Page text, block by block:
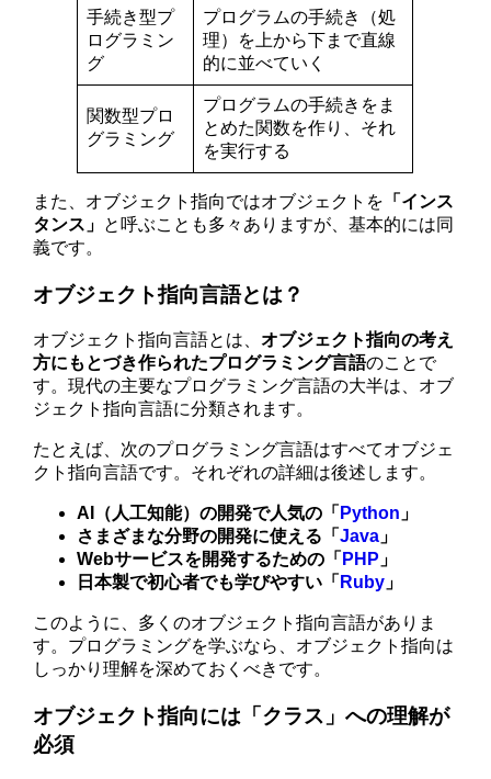
手続き型プ
ログラミン
グ
プログラムの手続き（処
理）を上から下まで直線
的に並べていく
関数型プロ
グラミング
プログラムの手続きをま
とめた関数を作り、それ
を実行する
また、オブジェクト指向ではオブジェクトを 「インス
タンス」 と呼ぶことも多々ありますが、基本的には同
義です。
オブジェクト指向言語とは？
オブジェクト指向言語とは、オブジェクト指向の考え
方にもとづき作られたプログラミング言語のことで
す。現代の主要なプログラミング言語の大半は、オブ
ジェクト指向言語に分類されます。
たとえば、次のプログラミング言語はすべてオブジェ
クト指向言語です。それぞれの詳細は後述します。
AI（人工知能）の開発で人気の「 Python 」
さまざまな分野の開発に使える「Java 」
Webサービスを開発するための「 PHP 」
日本製で初心者でも学びやすい「 Ruby 」
このように、多くのオブジェクト指向言語がありま
す。プログラミングを学ぶなら、オブジェクト指向は
しっかり理解を深めておくべきです。
オブジェクト指向には「クラス」への理解が
必須